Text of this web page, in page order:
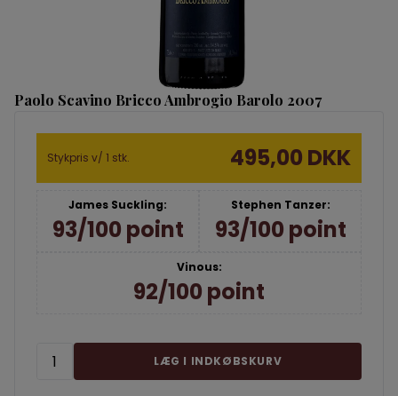
Paolo Scavino Bricco Ambrogio Barolo 2007
Stykpris v/ 1 stk. 495,00 DKK
James Suckling:
93/100 point
Stephen Tanzer:
93/100 point
Vinous:
92/100 point
LÆG I INDKØBSKURV